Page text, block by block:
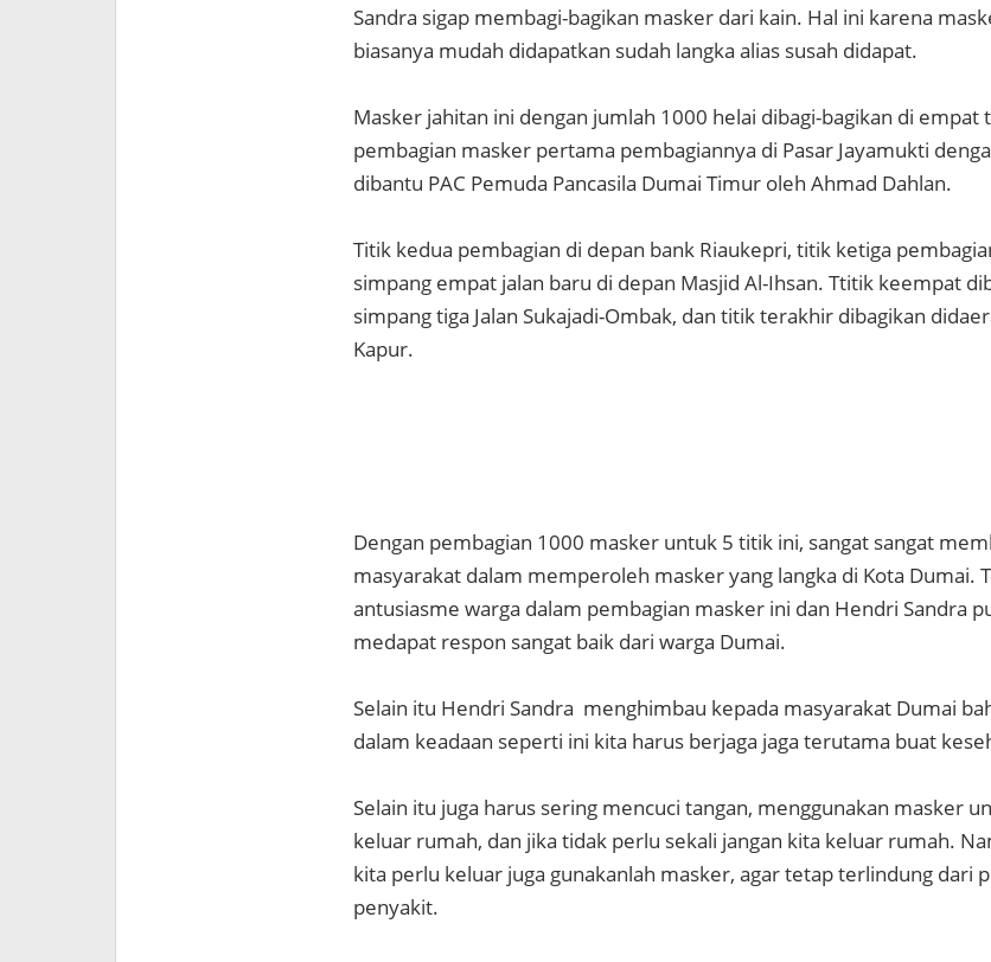
Sandra sigap membagi-bagikan masker dari kain. Hal ini karena
biasanya mudah didapatkan sudah langka alias susah didapat.
Masker jahitan ini dengan jumlah 1000 helai dibagi-bagikan di empat
pembagian masker pertama pembagiannya di Pasar Jayamukti
dibantu PAC Pemuda Pancasila Dumai Timur oleh Ahmad Dahlan.
Titik kedua pembagian di depan bank Riaukepri, titik ketiga
simpang empat jalan baru di depan Masjid Al-Ihsan. Ttitik keempat
simpang tiga Jalan Sukajadi-Ombak, dan titik terakhir dibagikan
Kapur.
Dengan pembagian 1000 masker untuk 5 titik ini, sangat sangat
masyarakat dalam memperoleh masker yang langka di Kota Dumai.
antusiasme warga dalam pembagian masker ini dan Hendri Sandra
medapat respon sangat baik dari warga Dumai.
Selain itu Hendri Sandra menghimbau kepada masyarakat Dumai
dalam keadaan seperti ini kita harus berjaga jaga terutama buat
Selain itu juga harus sering mencuci tangan, menggunakan masker
keluar rumah, dan jika tidak perlu sekali jangan kita keluar rumah.
kita perlu keluar juga gunakanlah masker, agar tetap terlindung dari
penyakit.